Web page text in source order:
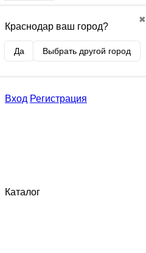
✖
Краснодар ваш город?
Да Выбрать другой город
Вход Регистрация
Каталог